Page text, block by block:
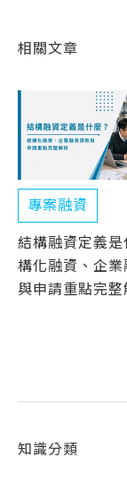
相關文章
專案融資
結構融資定義是
構化融資、企業
與申請重點完整
知識分類